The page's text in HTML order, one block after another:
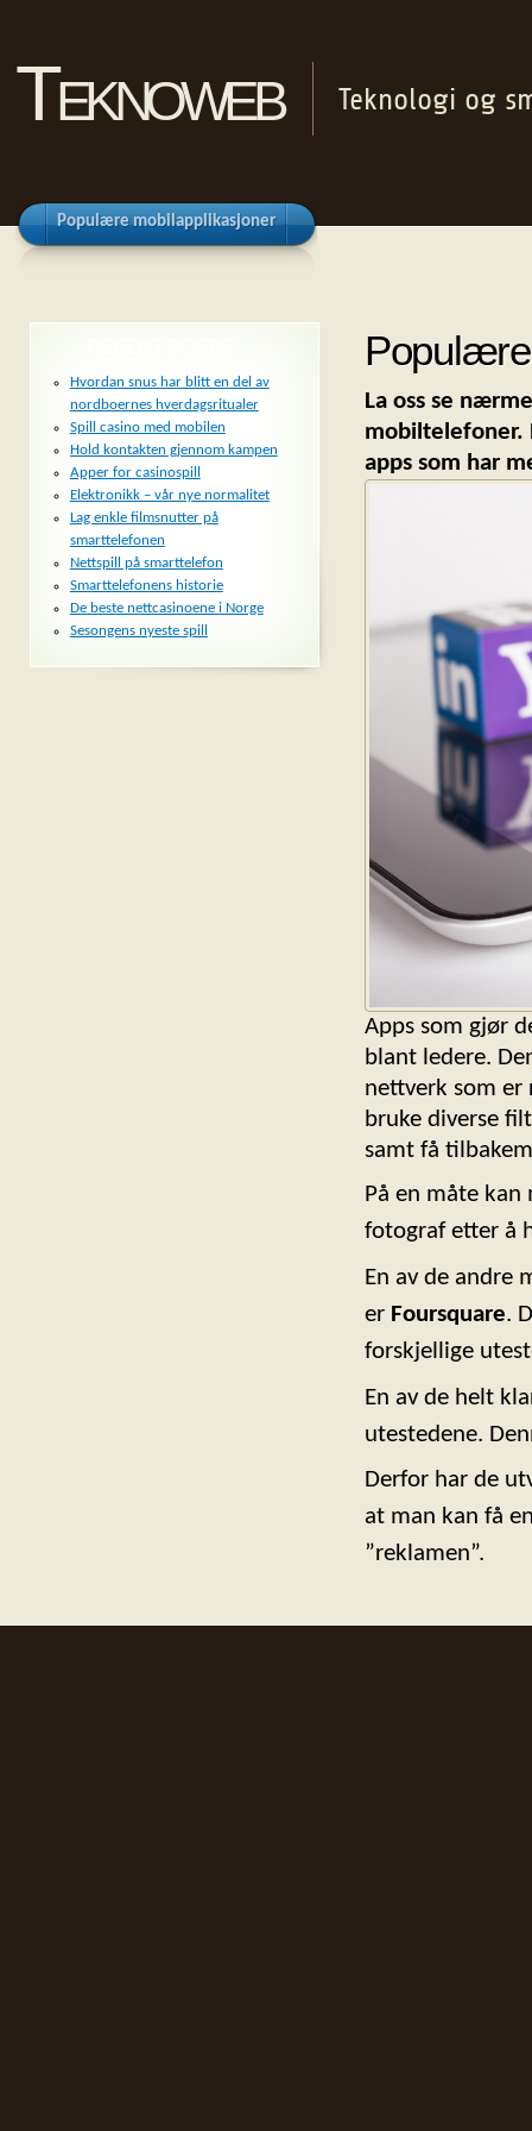
Teknoweb Teknologi og
Populære mobilapplikasjoner
La oss se
mobiltelefoner.
apps som har
Apps som gjør
blant ledere.
nettverk som
bruke diverse
samt få
På en måte
fotograf etter å
En av de andre
er Foursquare.
forskjellige
En av de helt
utestedene.
Derfor har de
at man kan få
”reklamen”.
Hvordan snus har blitt en del av
nordboernes hverdagsritualer
Spill casino med mobilen
Hold kontakten gjennom kampen
Apper for casinospill
Elektronikk – vår nye normalitet
Lag enkle filmsnutter på
smarttelefonen
Nettspill på smarttelefon
Smarttelefonens historie
De beste nettcasinoene i Norge
Sesongens nyeste spill